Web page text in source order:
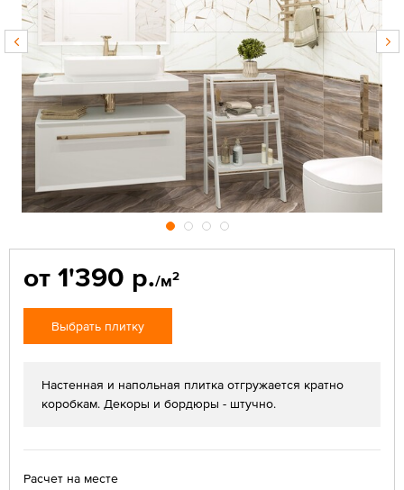
от 1'390 р./м2
Выбрать плитку
Настенная и напольная плитка отгружается кратно
коробкам. Декоры и бордюры - штучно.
Расчет на месте